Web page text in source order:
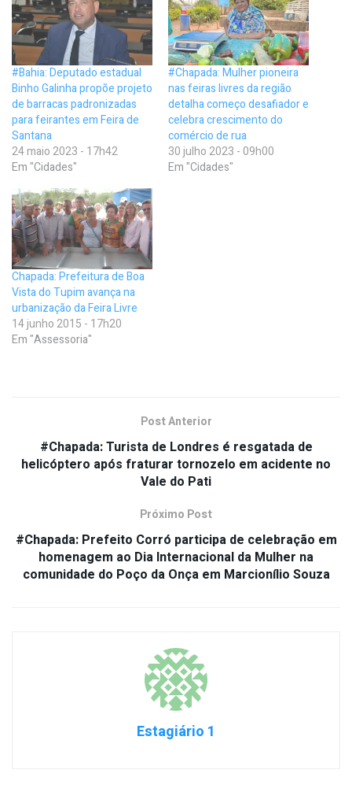
#Bahia: Deputado estadual
Binho Galinha propõe projeto
de barracas padronizadas
para feirantes em Feira de
Santana
24 maio 2023 - 17h42
Em "Cidades"
#Chapada: Mulher pioneira
nas feiras livres da região
detalha começo desafiador e
celebra crescimento do
comércio de rua
30 julho 2023 - 09h00
Em "Cidades"
Chapada: Prefeitura de Boa
Vista do Tupim avança na
urbanização da Feira Livre
14 junho 2015 - 17h20
Em "Assessoria"
Post Anterior
#Chapada: Turista de Londres é resgatada de
helicóptero após fraturar tornozelo em acidente no
Vale do Pati
Próximo Post
#Chapada: Prefeito Corró participa de celebração em
homenagem ao Dia Internacional da Mulher na
comunidade do Poço da Onça em Marcionílio Souza
Estagiário 1